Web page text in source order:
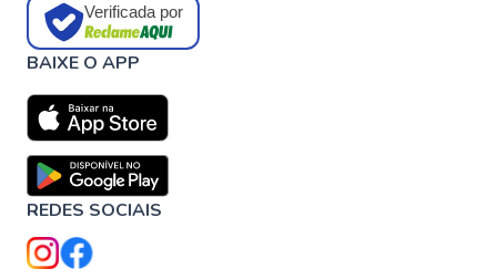
Verificada por
BAIXE O APP
REDES SOCIAIS